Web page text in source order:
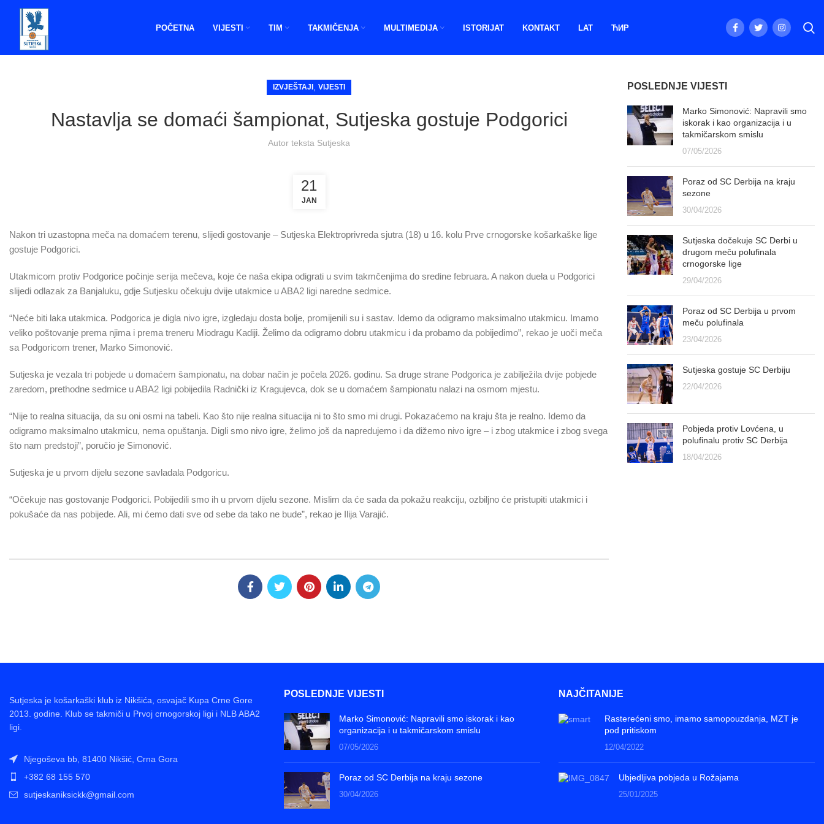
POČETNA VIJESTI TIM TAKMIČENJA MULTIMEDIJA ISTORIJAT KONTAKT LAT ЋИР
IZVJEŠTAJI VIJESTI
Nastavlja se domaći šampionat, Sutjeska gostuje Podgorici
Autor teksta Sutjeska
21
JAN
Nakon tri uzastopna meča na domaćem terenu, slijedi gostovanje – Sutjeska Elektroprivreda sjutra (18) u 16. kolu Prve crnogorske košarkaške lige
gostuje Podgorici.
Utakmicom protiv Podgorice počinje serija mečeva, koje će naša ekipa odigrati u svim takmčenjima do sredine februara. A nakon duela u Podgorici
slijedi odlazak za Banjaluku, gdje Sutjesku očekuju dvije utakmice u ABA2 ligi naredne sedmice.
“Neće biti laka utakmica. Podgorica je digla nivo igre, izgledaju dosta bolje, promijenili su i sastav. Idemo da odigramo maksimalno utakmicu. Imamo
veliko poštovanje prema njima i prema treneru Miodragu Kadiji. Želimo da odigramo dobru utakmicu i da probamo da pobijedimo”, rekao je uoči meča
sa Podgoricom trener, Marko Simonović.
Sutjeska je vezala tri pobjede u domaćem šampionatu, na dobar način je počela 2026. godinu. Sa druge strane Podgorica je zabilježila dvije pobjede
zaredom, prethodne sedmice u ABA2 ligi pobijedila Radnički iz Kragujevca, dok se u domaćem šampionatu nalazi na osmom mjestu.
“Nije to realna situacija, da su oni osmi na tabeli. Kao što nije realna situacija ni to što smo mi drugi. Pokazaćemo na kraju šta je realno. Idemo da
odigramo maksimalno utakmicu, nema opuštanja. Digli smo nivo igre, želimo još da napredujemo i da dižemo nivo igre – i zbog utakmice i zbog svega
što nam predstoji”, poručio je Simonović.
Sutjeska je u prvom dijelu sezone savladala Podgoricu.
“Očekuje nas gostovanje Podgorici. Pobijedili smo ih u prvom dijelu sezone. Mislim da će sada da pokažu reakciju, ozbiljno će pristupiti utakmici i
pokušaće da nas pobijede. Ali, mi ćemo dati sve od sebe da tako ne bude”, rekao je Ilija Varajić.
POSLEDNJE VIJESTI
Marko Simonović: Napravili smo
iskorak i kao organizacija i u
takmičarskom smislu
07/05/2026
Poraz od SC Derbija na kraju
sezone
30/04/2026
Sutjeska dočekuje SC Derbi u
drugom meču polufinala
crnogorske lige
29/04/2026
Poraz od SC Derbija u prvom
meču polufinala
23/04/2026
Sutjeska gostuje SC Derbiju
22/04/2026
Pobjeda protiv Lovćena, u
polufinalu protiv SC Derbija
18/04/2026
Sutjeska je košarkaški klub iz Nikšića, osvajač Kupa Crne Gore
2013. godine. Klub se takmiči u Prvoj crnogorskoj ligi i NLB ABA2
ligi.
Njegoševa bb, 81400 Nikšić, Crna Gora
+382 68 155 570
sutjeskaniksickk@gmail.com
POSLEDNJE VIJESTI
Marko Simonović: Napravili smo iskorak i kao
organizacija i u takmičarskom smislu
07/05/2026
Poraz od SC Derbija na kraju sezone
30/04/2026
NAJČITANIJE
Rasterećeni smo, imamo samopouzdanja, MZT je
pod pritiskom
12/04/2022
Ubjedljiva pobjeda u Rožajama
25/01/2025